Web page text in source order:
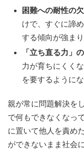
困難への耐性の
けで、すぐに諦
する傾向が強まり
「立ち直る力」
力が育ちにくく
を要するように
親が常に問題解決を
で何もできなくなっ
に置いて他人を責め
ができないまま社会